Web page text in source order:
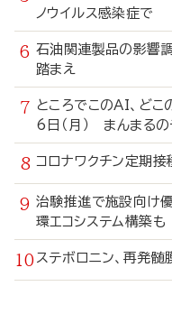
ノウイルス感染症で
石油関連製品の影
踏まえ
ところでこのAI、
6日（月） まんまるの
コロナワクチン定期
治験推進で施設向
環エコシステム構築も
ステボロニン、再発